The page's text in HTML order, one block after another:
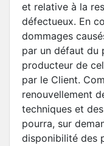
et relative à la
défectueux. En
dommages
par un défaut du
producteur de
par le Client.
renouvellement
techniques et
pourra, sur
disponibilité des